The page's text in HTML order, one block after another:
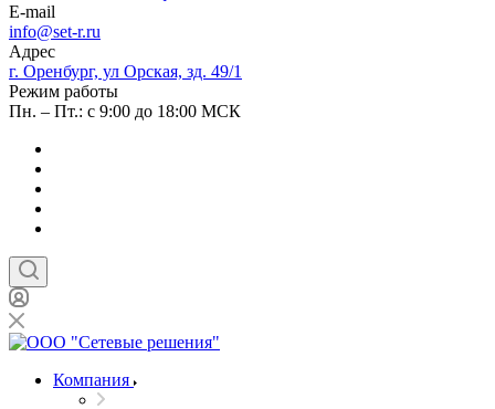
E-mail
info@set-r.ru
Адрес
г. Оренбург, ул Орская, зд. 49/1
Режим работы
Пн. – Пт.: с 9:00 до 18:00 МСК
Компания